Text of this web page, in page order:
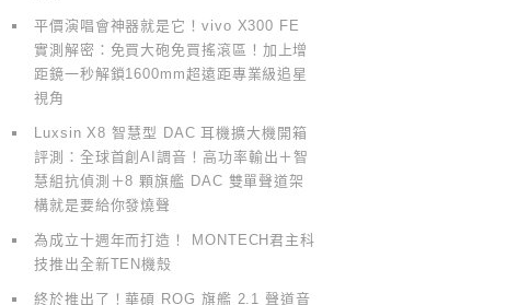
平價演唱會神器就是它！vivo X300 FE
實測解密：免買大砲免買搖滾區！加上增
距鏡一秒解鎖1600mm超遠距專業級追星
視角
Luxsin X8 智慧型 DAC 耳機擴大機開箱
評測：全球首創AI調音！高功率輸出＋智
慧組抗偵測＋8 顆旗艦 DAC 雙單聲道架
構就是要給你發燒聲
為成立十週年而打造！ MONTECH君主科
技推出全新TEN機殼
終於推出了！華碩 ROG 旗艦 2.1 聲道音